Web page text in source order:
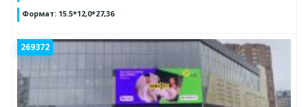
Формат: 15.5*12,0*27,36
269372